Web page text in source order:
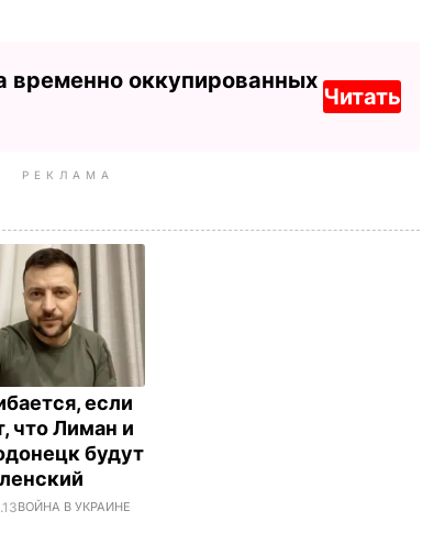
временно оккупированных
Читать
РЕКЛАМА
если
что Лиман и
будут
ВОЙНА В УКРАИНЕ